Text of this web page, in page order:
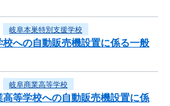
岐阜本巣特別支援学校
への自動販売機設置に係る一般
岐阜商業高等学校
等学校への自動販売機設置に係